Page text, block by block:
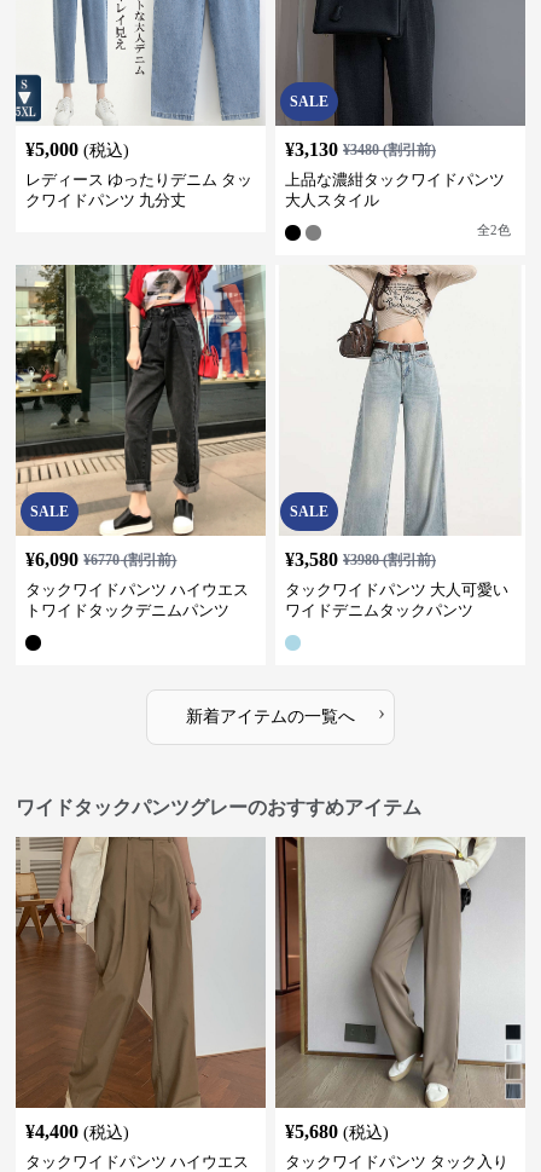
¥5,000 (税込)
レディース ゆったりデニム タッ
クワイドパンツ 九分丈
SALE
¥3,130 ¥3480(割引前)
上品な濃紺タックワイドパンツ
大人スタイル
全2色
SALE
¥6,090 ¥6770(割引前)
タックワイドパンツ ハイウエス
トワイドタックデニムパンツ
SALE
¥3,580 ¥3980(割引前)
タックワイドパンツ 大人可愛い
ワイドデニムタックパンツ
新着アイテムの一覧へ ›
ワイドタックパンツグレーのおすすめアイテム
¥4,400 (税込)
タックワイドパンツ ハイウエス
¥5,680 (税込)
タックワイドパンツ タック入り